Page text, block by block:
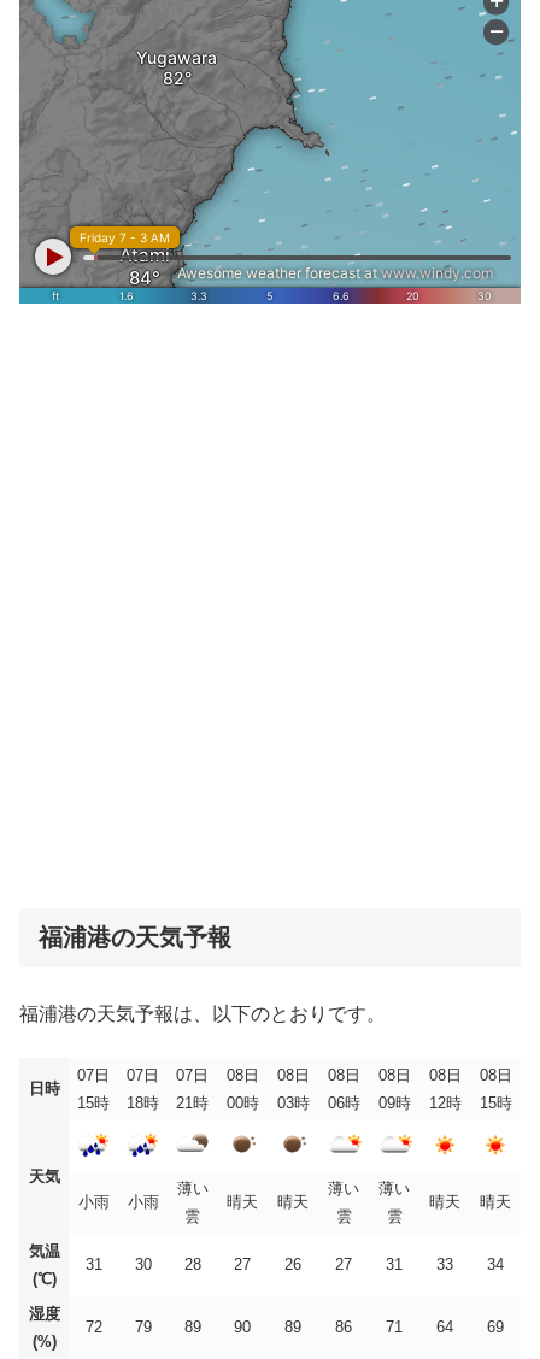
福浦港の天気予報
福浦港の天気予報は、以下のとおりです。
日時
07日
15時
07日
18時
07日
21時
08日
00時
08日
03時
08日
06時
08日
09時
08日
12時
08日
15時
天気
小雨
小雨
薄い
雲
晴天 晴天
薄い
雲
薄い
雲
晴天 晴天
気温
(℃)
31 30 28 27 26 27 31 33 34
湿度
(%)
72 79 89 90 89 86 71 64 69